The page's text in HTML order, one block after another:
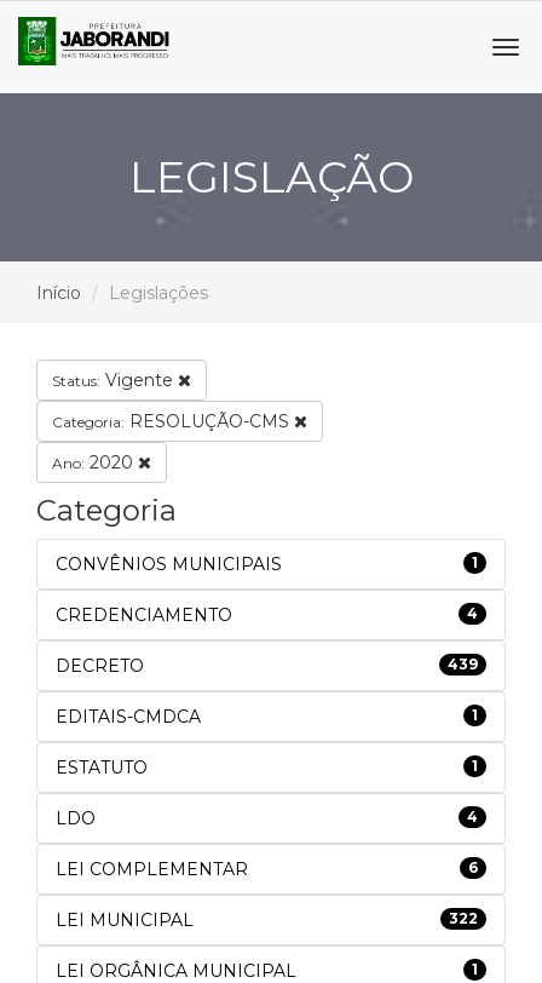
LEGISLAÇÃO
Início Legislações
Status: Vigente
Categoria: RESOLUÇÃO-CMS
Ano: 2020
Categoria
CONVÊNIOS MUNICIPAIS 1
CREDENCIAMENTO 4
DECRETO 439
EDITAIS-CMDCA 1
ESTATUTO 1
LDO 4
LEI COMPLEMENTAR 6
LEI MUNICIPAL 322
LEI ORGÂNICA MUNICIPAL 1